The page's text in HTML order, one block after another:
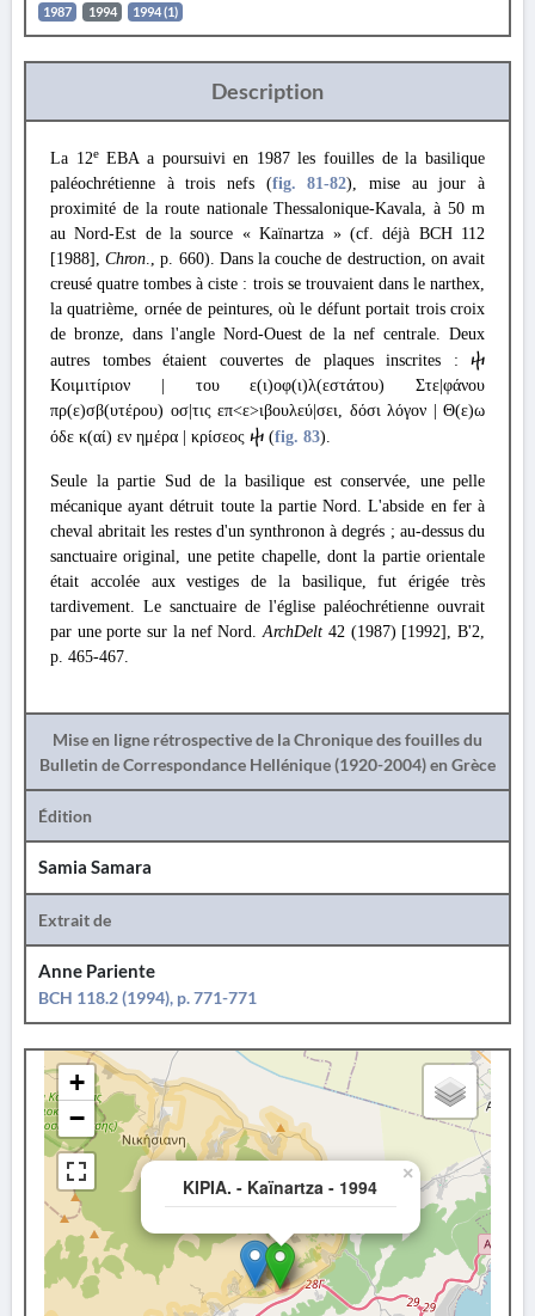
1987 1994 1994 (1)
Description
La 12eEBA a poursuivi en 1987 les fouilles de la basilique
paléochrétienne à trois nefs (fig. 81-82), mise au jour à
proximité de la route nationale Thessalonique-Kavala, à 50 m
au Nord-Est de la source « Kaïnartza » (cf. déjà BCH 112
[1988],Chron., p. 660). Dans la couche de destruction, on avait
creusé quatre tombes à ciste : trois se trouvaient dans le narthex,
la quatrième, ornée de peintures, où le défunt portait trois croix
de bronze, dans l'angle Nord-Ouest de la nef centrale. Deux
autres tombes étaient couvertes de plaques inscrites : ⴕ
Κοιμιτίριον | του ε(ι)οφ(ι)λ(εστάτου) Στε|φάνου
πρ(ε)σβ(υτέρου) οσ|τις επ<ε>ιβουλεύ|σει, δόσι λόγον | Θ(ε)ω
όδε κ(αί) εν ημέρα | κρίσεος ⴕ (fig. 83).
Seule la partie Sud de la basilique est conservée, une pelle
mécanique ayant détruit toute la partie Nord. L'abside en fer à
cheval abritait les restes d'un synthronon à degrés ; au-dessus du
sanctuaire original, une petite chapelle, dont la partie orientale
était accolée aux vestiges de la basilique, fut érigée très
tardivement. Le sanctuaire de l'église paléochrétienne ouvrait
par une porte sur la nef Nord.ArchDelt 42 (1987) [1992], B'2,
p. 465-467.
Mise en ligne rétrospective de la Chronique des fouilles du
Bulletin de Correspondance Hellénique (1920-2004) en Grèce
Édition
Samia Samara
Extrait de
Anne Pariente
BCH 118.2 (1994), p. 771-771
KIPIA. - Kaïnartza - 1994
×
+
−